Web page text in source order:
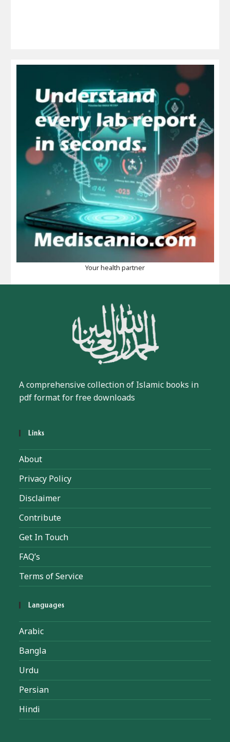
Your health partner
A comprehensive collection of Islamic books in
pdf format for free downloads
Links
About
Privacy Policy
Disclaimer
Contribute
Get In Touch
FAQ’s
Terms of Service
Languages
Arabic
Bangla
Urdu
Persian
Hindi